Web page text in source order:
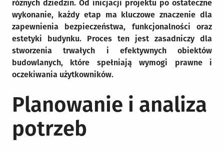
różnych dziedzin. Od inicjacji projektu po ostateczne
wykonanie, każdy etap ma kluczowe znaczenie dla
zapewnienia bezpieczeństwa, funkcjonalności oraz
estetyki budynku. Proces ten jest zasadniczy dla
stworzenia trwałych i efektywnych obiektów
budowlanych, które spełniają wymogi prawne i
oczekiwania użytkowników.
Planowanie i analiza
potrzeb